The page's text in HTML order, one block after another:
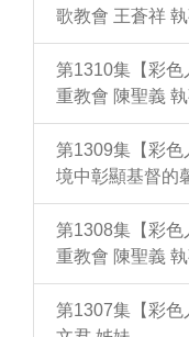
歌教會 王蒼祥
第1310集【彩色
重教會 陳聖義
第1309集【彩色
境中彰顯基督的
第1308集【彩色
重教會 陳聖義
第1307集【彩色